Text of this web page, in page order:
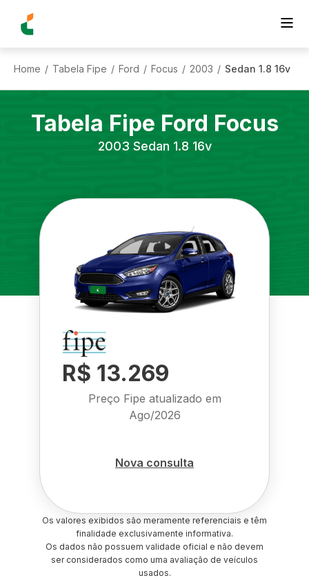
Home / Tabela Fipe / Ford / Focus / 2003 / Sedan 1.8 16v
Tabela Fipe Ford Focus
2003 Sedan 1.8 16v
R$ 13.269
Preço Fipe atualizado em
Ago/2026
Nova consulta
Os valores exibidos são meramente referenciais e têm
finalidade exclusivamente informativa.
Os dados não possuem validade oficial e não devem
ser considerados como uma avaliação de veículos
usados.